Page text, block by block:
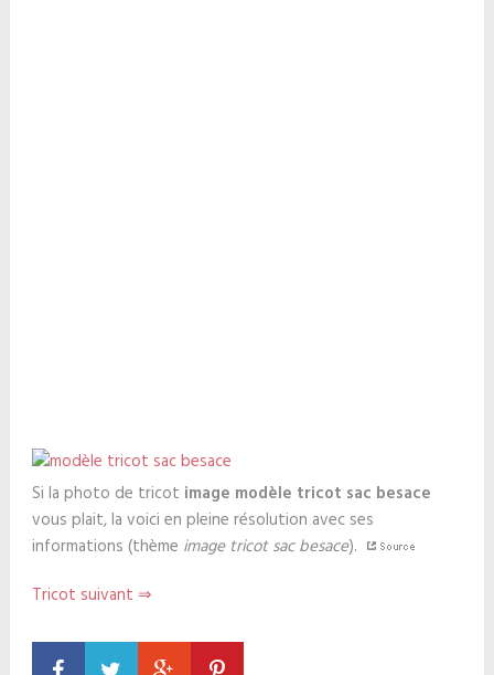
Si la photo de tricot image modèle tricot sac besace
vous plait, la voici en pleine résolution avec ses
informations (thème image tricot sac besace).
Tricot suivant ⇒